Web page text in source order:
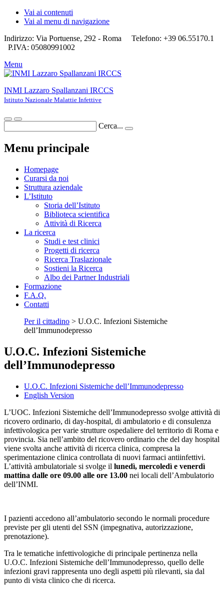
Vai ai contenuti
Vai al menu di navigazione
Indirizzo: Via Portuense, 292 - Roma Telefono: +39 06.55170.1
P.IVA: 05080991002
Menu
INMI Lazzaro Spallanzani IRCCS
Istituto Nazionale Malattie Infettive
Cerca...
Menu principale
Homepage
Curarsi da noi
Struttura aziendale
L’Istituto
Storia dell’Istituto
Biblioteca scientifica
Attività di Ricerca
La ricerca
Studi e test clinici
Progetti di ricerca
Ricerca Traslazionale
Sostieni la Ricerca
Albo dei Partner Industriali
Formazione
F.A.Q.
Contatti
Per il cittadino > U.O.C. Infezioni Sistemiche
dell’Immunodepresso
U.O.C. Infezioni Sistemiche
dell’Immunodepresso
U.O.C. Infezioni Sistemiche dell’Immunodepresso
English Version
L’UOC. Infezioni Sistemiche dell’Immunodepresso svolge attività di
ricovero ordinario, di day-hospital, di ambulatorio e di consulenza
infettivologica per varie strutture ospedaliere del territorio di Roma e
provincia. Sia nell’ambito del ricovero ordinario che del day hospital
viene svolta anche attività di ricerca clinica, compresa la
sperimentazione clinica controllata di nuovi farmaci antiinfettivi.
L’attività ambulatoriale si svolge il lunedì, mercoledì e venerdì
mattina dalle ore 09.00 alle ore 13.00 nei locali dell’Ambulatorio
dell’INMI.
I pazienti accedono all’ambulatorio secondo le normali procedure
previste per gli utenti del SSN (impegnativa, autorizzazione,
prenotazione).
Tra le tematiche infettivologiche di principale pertinenza nella
U.O.C. Infezioni Sistemiche dell’Immunodepresso, quello delle
infezioni gravi rappresenta uno degli aspetti più rilevanti, sia dal
punto di vista clinico che di ricerca.